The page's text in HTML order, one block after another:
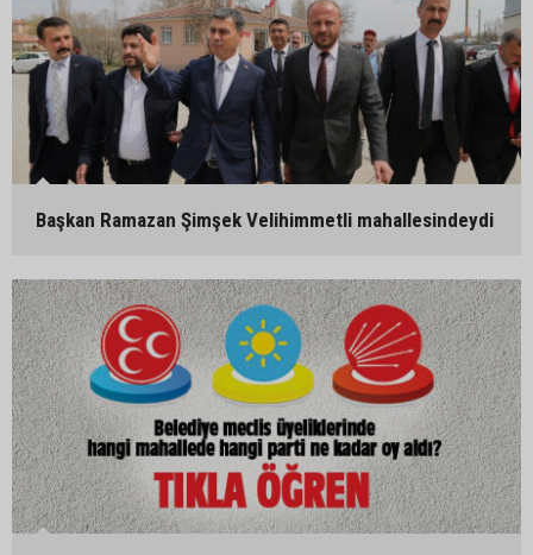
Başkan Ramazan Şimşek Velihimmetli mahallesindeydi